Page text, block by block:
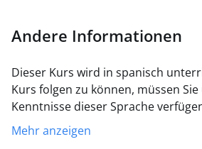
Andere Informationen
Dieser Kurs wird in spanisch
Kurs folgen zu können, müssen
Kenntnisse dieser Sprache
des Kurses setzt die Bildung einer
4 Studierenden voraus.
Mehr anzeigen